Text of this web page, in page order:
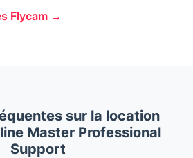
Flycam →
sur la location
Master Professional
Support